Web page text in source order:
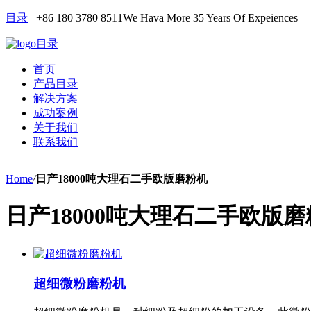
目录 +86 180 3780 8511We Hava More 35 Years Of Expeiences
目录
首页
产品目录
解决方案
成功案例
关于我们
联系我们
Home/日产18000吨大理石二手欧版磨粉机
日产18000吨大理石二手欧版
超细微粉磨粉机